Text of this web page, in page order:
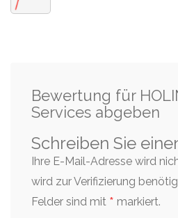
Bewertung für
Services abgeben
Schreiben Sie
Ihre E-Mail-Adresse wird
wird zur Verifizierung
Felder sind mit * markiert.